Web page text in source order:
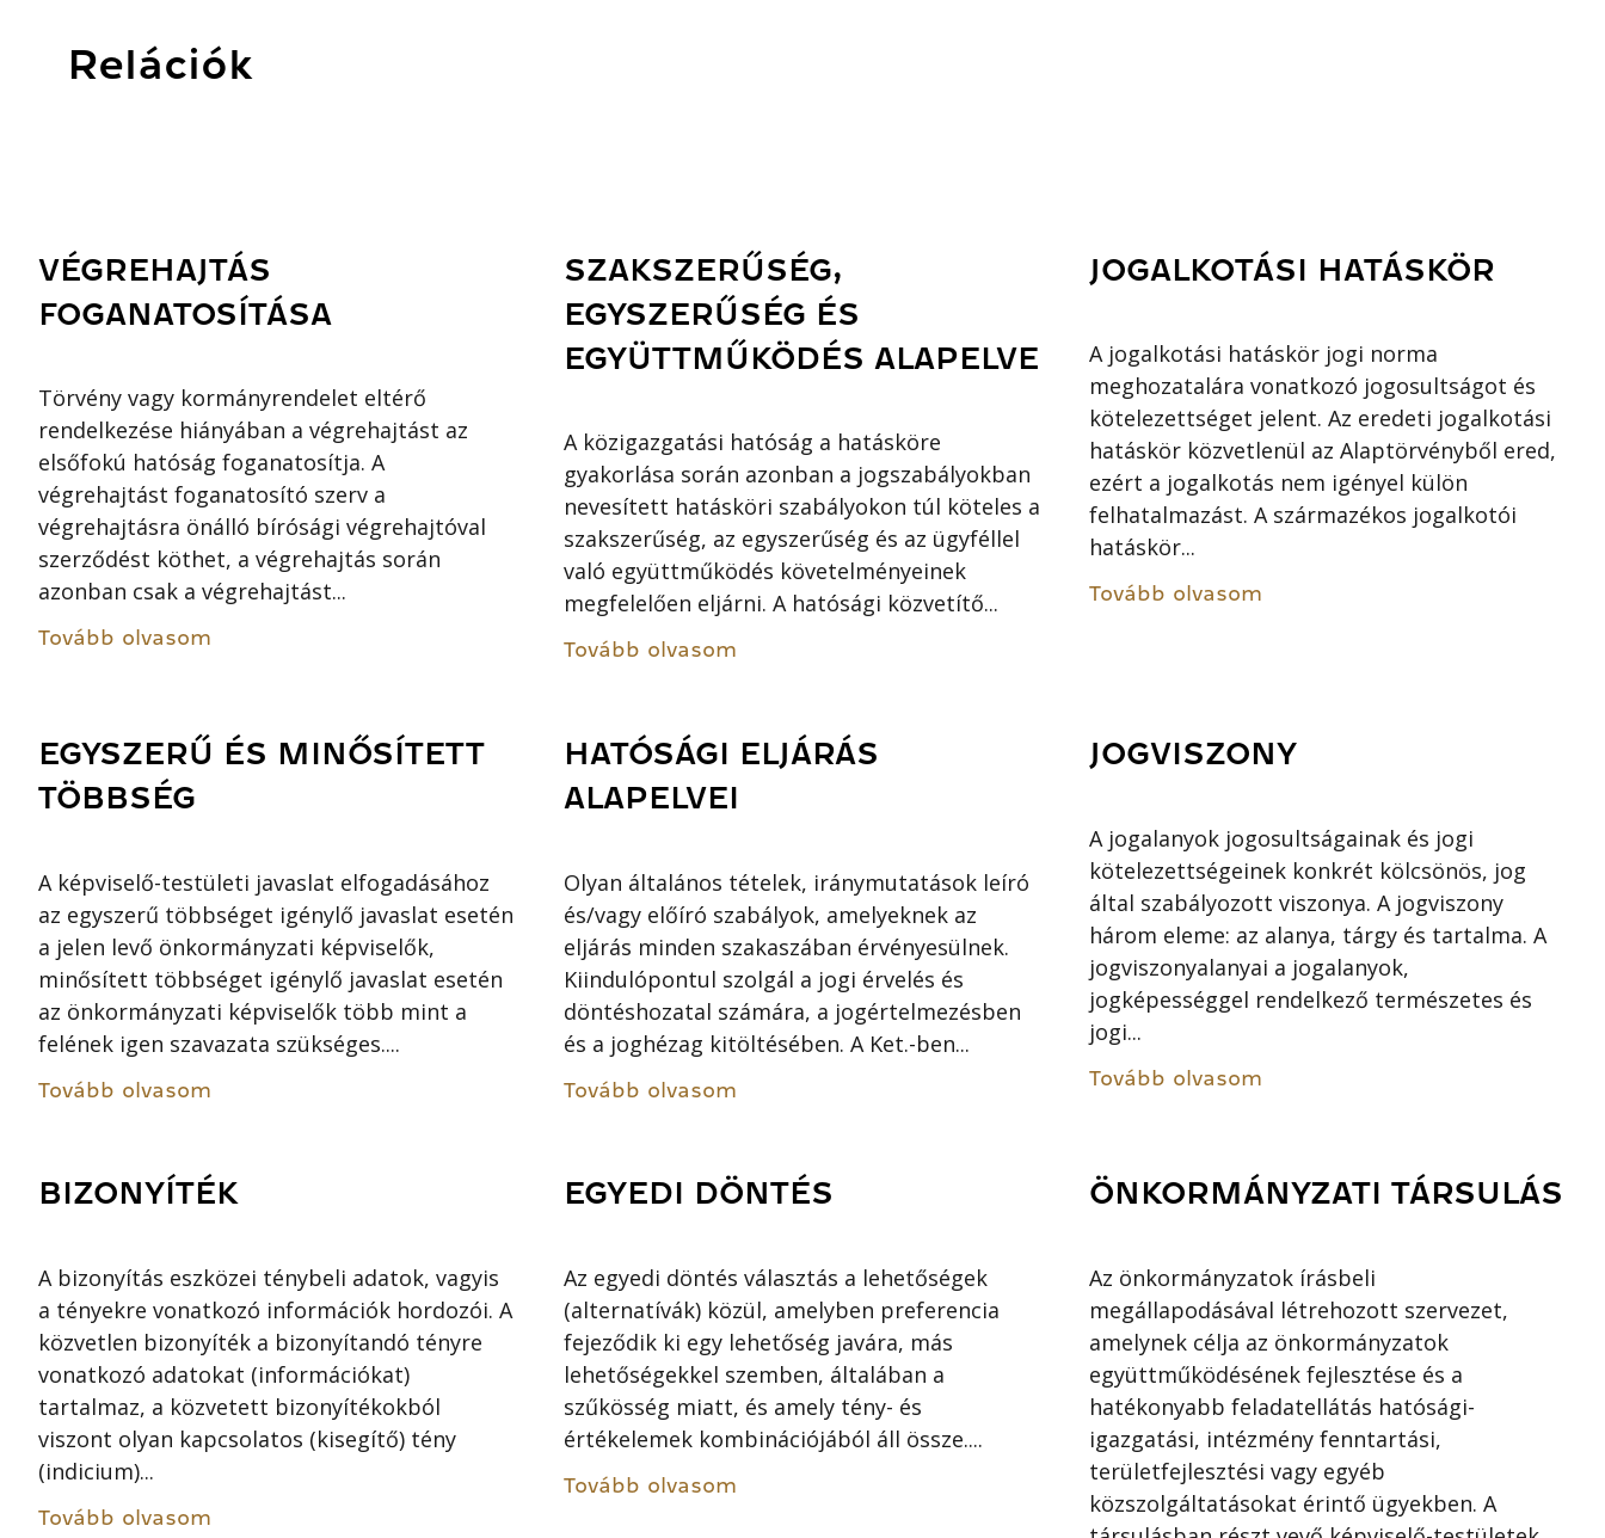
Relációk
VÉGREHAJTÁS
FOGANATOSÍTÁSA
Törvény vagy kormányrendelet eltérő
rendelkezése hiányában a végrehajtást az
elsőfokú hatóság foganatosítja. A
végrehajtást foganatosító szerv a
végrehajtásra önálló bírósági végrehajtóval
szerződést köthet, a végrehajtás során
azonban csak a végrehajtást...
Tovább olvasom
SZAKSZERŰSÉG,
EGYSZERŰSÉG ÉS
EGYÜTTMŰKÖDÉS ALAPELVE
A közigazgatási hatóság a hatásköre
gyakorlása során azonban a jogszabályokban
nevesített hatásköri szabályokon túl köteles a
szakszerűség, az egyszerűség és az ügyféllel
való együttműködés követelményeinek
megfelelően eljárni. A hatósági közvetítő...
Tovább olvasom
JOGALKOTÁSI HATÁSKÖR
A jogalkotási hatáskör jogi norma
meghozatalára vonatkozó jogosultságot és
kötelezettséget jelent. Az eredeti jogalkotási
hatáskör közvetlenül az Alaptörvényből ered,
ezért a jogalkotás nem igényel külön
felhatalmazást. A származékos jogalkotói
hatáskör...
Tovább olvasom
EGYSZERŰ ÉS MINŐSÍTETT
TÖBBSÉG
A képviselő-testületi javaslat elfogadásához
az egyszerű többséget igénylő javaslat esetén
a jelen levő önkormányzati képviselők,
minősített többséget igénylő javaslat esetén
az önkormányzati képviselők több mint a
felének igen szavazata szükséges....
Tovább olvasom
HATÓSÁGI ELJÁRÁS
ALAPELVEI
Olyan általános tételek, iránymutatások leíró
és/vagy előíró szabályok, amelyeknek az
eljárás minden szakaszában érvényesülnek.
Kiindulópontul szolgál a jogi érvelés és
döntéshozatal számára, a jogértelmezésben
és a joghézag kitöltésében. A Ket.-ben...
Tovább olvasom
JOGVISZONY
A jogalanyok jogosultságainak és jogi
kötelezettségeinek konkrét kölcsönös, jog
által szabályozott viszonya. A jogviszony
három eleme: az alanya, tárgy és tartalma. A
jogviszonyalanyai a jogalanyok,
jogképességgel rendelkező természetes és
jogi...
Tovább olvasom
BIZONYÍTÉK
A bizonyítás eszközei ténybeli adatok, vagyis
a tényekre vonatkozó információk hordozói. A
közvetlen bizonyíték a bizonyítandó tényre
vonatkozó adatokat (információkat)
tartalmaz, a közvetett bizonyítékokból
viszont olyan kapcsolatos (kisegítő) tény
(indicium)...
Tovább olvasom
EGYEDI DÖNTÉS
Az egyedi döntés választás a lehetőségek
(alternatívák) közül, amelyben preferencia
fejeződik ki egy lehetőség javára, más
lehetőségekkel szemben, általában a
szűkösség miatt, és amely tény- és
értékelemek kombinációjából áll össze....
Tovább olvasom
ÖNKORMÁNYZATI TÁRSULÁS
Az önkormányzatok írásbeli
megállapodásával létrehozott szervezet,
amelynek célja az önkormányzatok
együttműködésének fejlesztése és a
hatékonyabb feladatellátás hatósági-
igazgatási, intézmény fenntartási,
területfejlesztési vagy egyéb
közszolgáltatásokat érintő ügyekben. A